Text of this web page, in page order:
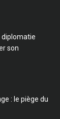
diplomatie
son
: le piège du